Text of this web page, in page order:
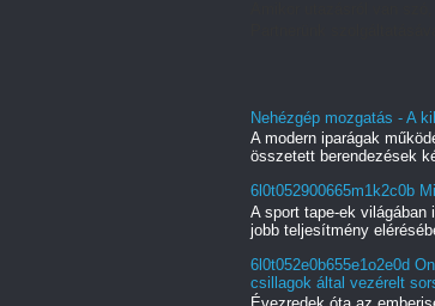
Nehézgép mozgatás - A
A modern iparágak
összetett berendezések
6l0t052900665m1k2c0b
A sport tape-ek
jobb teljesítmény
6l0t052e0b655e1o2e0d
csillagok által vezérelt